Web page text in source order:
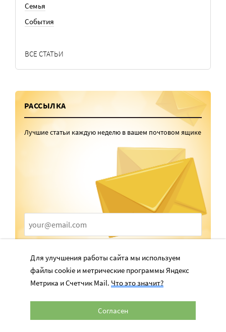
Семья
События
ВСЕ СТАТЬИ
РАССЫЛКА
Лучшие статьи каждую неделю в вашем почтовом ящике
ПОДПИСАТЬСЯ
Отправляя форму, я даюсогласиена обработку персональных
данных
Для улучшения работы сайта мы используем
файлы cookie и метрические программы Яндекс
Метрика и Счетчик Mail. Что это значит?
Согласен